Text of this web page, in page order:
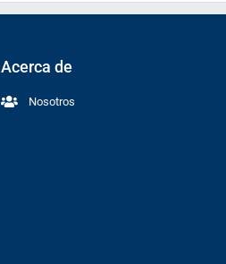
Acerca de
Nosotros